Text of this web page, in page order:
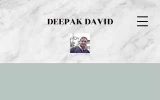
DEEPAK DAVID